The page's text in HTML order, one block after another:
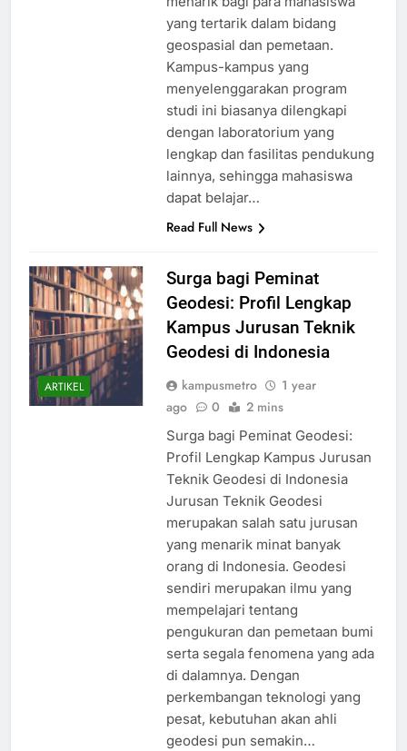
yang tertarik dalam bidang
geospasial dan pemetaan.
Kampus-kampus yang
menyelenggarakan program
studi ini biasanya dilengkapi
dengan laboratorium yang
lengkap dan fasilitas pendukung
lainnya, sehingga mahasiswa
dapat belajar…
Read Full News
ARTIKEL
Surga bagi Peminat
Geodesi: Profil Lengkap
Kampus Jurusan Teknik
Geodesi di Indonesia
kampusmetro
1 year
ago
0 2 mins
Surga bagi Peminat Geodesi:
Profil Lengkap Kampus Jurusan
Teknik Geodesi di Indonesia
Jurusan Teknik Geodesi
merupakan salah satu jurusan
yang menarik minat banyak
orang di Indonesia. Geodesi
sendiri merupakan ilmu yang
mempelajari tentang
pengukuran dan pemetaan bumi
serta segala fenomena yang ada
di dalamnya. Dengan
perkembangan teknologi yang
pesat, kebutuhan akan ahli
geodesi pun semakin…